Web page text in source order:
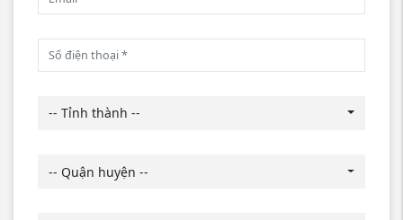
-- Tỉnh thành --
-- Quận huyện --